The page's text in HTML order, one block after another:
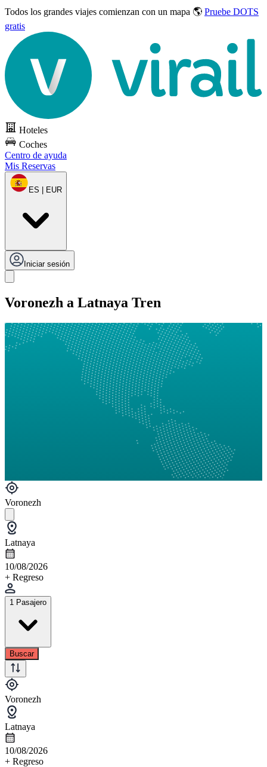
Todos los grandes viajes comienzan con un mapa 🌎 Pruebe DOTS
gratis
Hoteles
Coches
Centro de ayuda
Mis Reservas
ES | EUR
Iniciar sesión
Voronezh a Latnaya Tren
Voronezh
Latnaya
10/08/2026
+ Regreso
1 Pasajero
Buscar
Voronezh
Latnaya
10/08/2026
+ Regreso